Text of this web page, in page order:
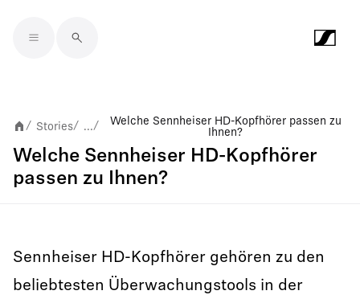
/ Stories/ .../
Welche Sennheiser HD-Kopfhörer passen zu
Ihnen?
Welche Sennheiser HD-Kopfhörer
passen zu Ihnen?
Sennheiser HD-Kopfhörer gehören zu den
beliebtesten Überwachungstools in der